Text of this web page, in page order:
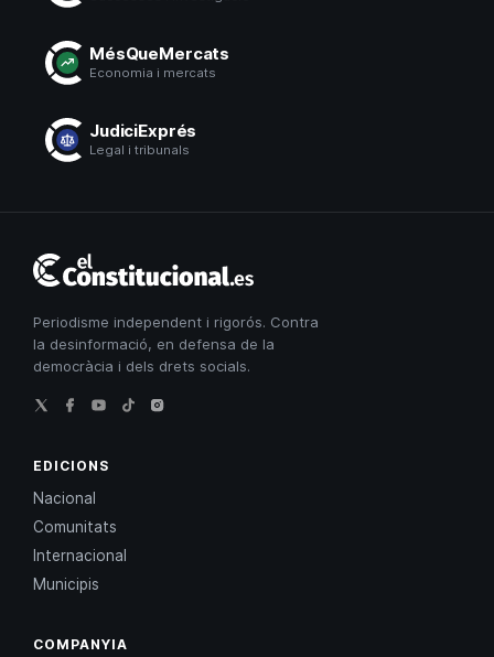
MésQueMercats
Economia i mercats
JudiciExprés
Legal i tribunals
Constitucional
Periodisme independent i rigorós. Contra
la desinformació, en defensa de la
democràcia i dels drets socials.
EDICIONS
Nacional
Comunitats
Internacional
Municipis
COMPANYIA